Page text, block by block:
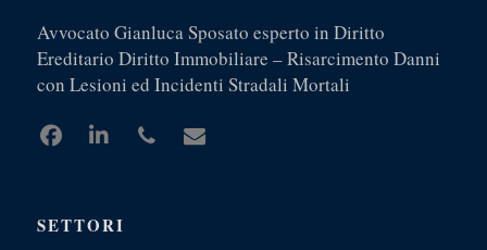
Avvocato Gianluca Sposato esperto in Diritto
Ereditario Diritto Immobiliare – Risarcimento Danni
con Lesioni ed Incidenti Stradali Mortali
SETTORI